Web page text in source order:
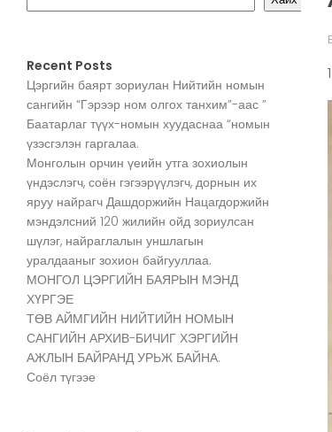
Recent Posts
Цэргийн баярт зориулан Нийтийн номын
сангийн “Гэрээр ном олгох танхим”-аас ”
Баатарлаг түүх-номын хуудаснаа “номын
үзэсгэлэн гаргалаа.
Монголын орчин үеийн утга зохиолын
үндэслэгч, соён гэгээрүүлэгч, дорнын их
яруу найрагч Дашдоржийн Нацагдоржийн
мэндэлсний 120 жилийн ойд зориулсан
шүлэг, найраглалын уншлагын
уралдааныг зохион байгууллаа.
МОНГОЛ ЦЭРГИЙН БАЯРЫН МЭНД
ХҮРГЭЕ
ТӨВ АЙМГИЙН НИЙТИЙН НОМЫН
САНГИЙН АРХИВ-БИЧИГ ХЭРГИЙН
АЖЛЫН БАЙРАНД УРЬЖ БАЙНА.
Соёл түгээе